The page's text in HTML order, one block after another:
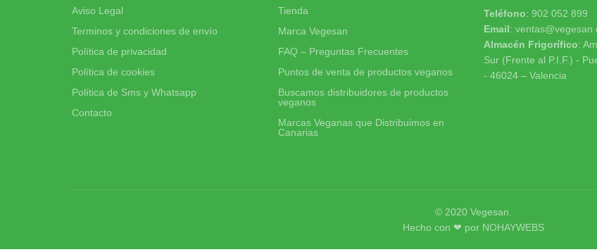
Aviso Legal
Terminos y condiciones de envío
Política de privacidad
Política de cookies
Política de Sms y Whatsapp
Contacto
Tienda
Marca Vegesan
FAQ – Preguntas Frecuentes
Puntos de venta de productos veganos
Buscamos distribuidores de productos
veganos
Marcas Veganas que Distribuimos en
Canarias
Teléfono: 902 052 899
Email:
Almacén Frigorífico:
Sur (Frente al P.I.F.) -
- 46024 – Valencia
© 2020 Vegesan
Hecho con ❤ por NOHAYWEBS